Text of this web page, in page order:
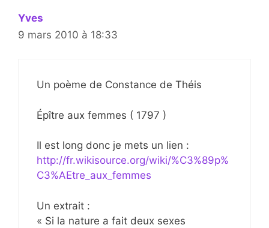
Yves
9 mars 2010 à 18:33
Un poème de Constance de Théis
Épître aux femmes ( 1797 )
Il est long donc je mets un lien :
http://fr.wikisource.org/wiki/%C3%89p%
C3%AEtre_aux_femmes
Un extrait :
« Si la nature a fait deux sexes